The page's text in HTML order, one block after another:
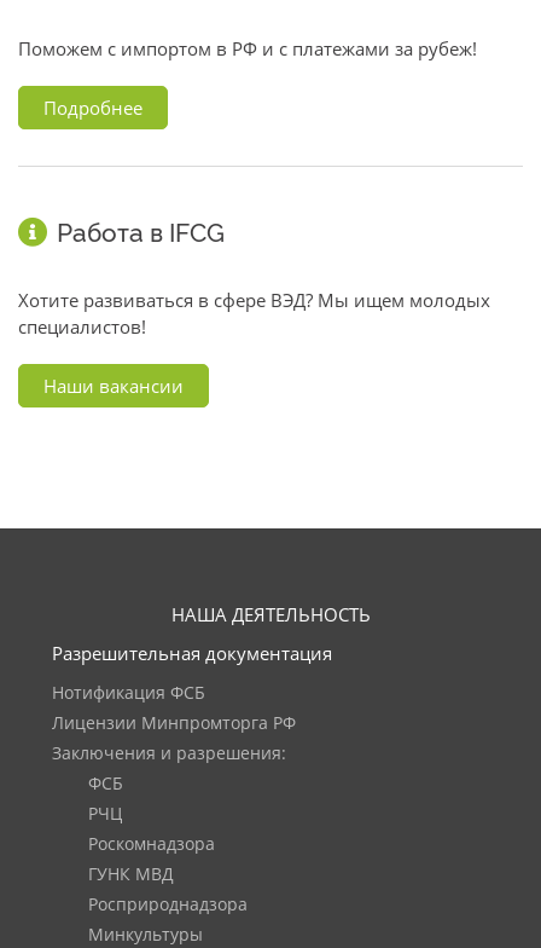
Поможем с импортом в РФ и с платежами за рубеж!
Подробнее
Работа в IFCG
Хотите развиваться в сфере ВЭД? Мы ищем молодых
специалистов!
Наши вакансии
НАША ДЕЯТЕЛЬНОСТЬ
Разрешительная документация
Нотификация ФСБ
Лицензии Минпромторга РФ
Заключения и разрешения:
ФСБ
РЧЦ
Роскомнадзора
ГУНК МВД
Росприроднадзора
Минкультуры